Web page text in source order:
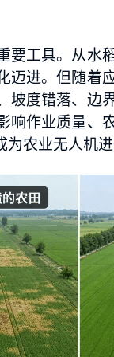
要工具。从水
迈进。但随着
坡度错落、边
响作业质量、
农业无人机